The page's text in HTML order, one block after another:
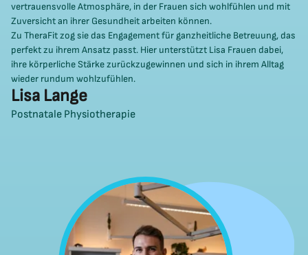
vertrauensvolle Atmosphäre, in der Frauen sich wohlfühlen und mit
Zuversicht an ihrer Gesundheit arbeiten können.
Zu TheraFit zog sie das Engagement für ganzheitliche Betreuung, das
perfekt zu ihrem Ansatz passt. Hier unterstützt Lisa Frauen dabei,
ihre körperliche Stärke zurückzugewinnen und sich in ihrem Alltag
wieder rundum wohlzufühlen.
Lisa Lange
Postnatale Physiotherapie